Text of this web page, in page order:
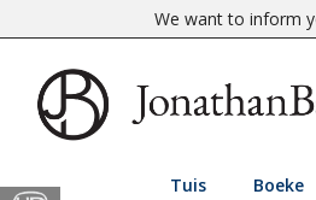
We want to inform
Tuis Boeke